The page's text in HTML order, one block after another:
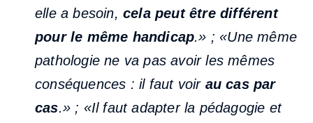
elle a besoin, cela peut être différent
pour le même handicap.» ; «Une même
pathologie ne va pas avoir les mêmes
conséquences : il faut voir au cas par
cas.» ; «Il faut adapter la pédagogie et